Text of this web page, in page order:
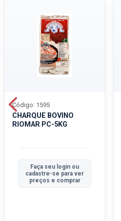
CHARQUE BOVINO
RIOMAR PC-5KG
Código: 1595
Faça seu login ou
cadastre-se para ver
preços e comprar